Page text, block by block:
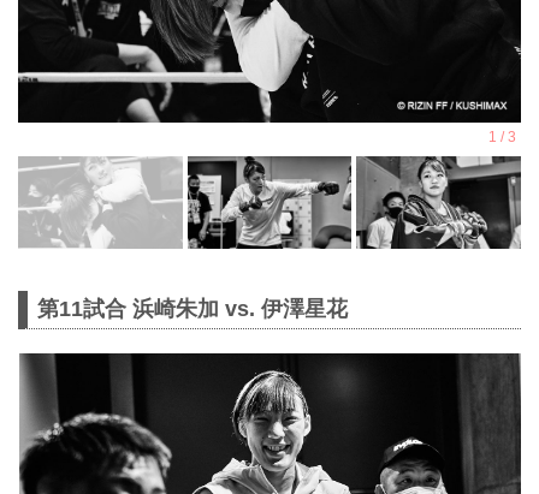
第11試合 浜崎朱加 vs. 伊澤星花